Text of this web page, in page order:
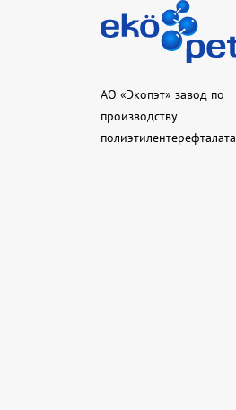
АО «Экопэт» завод по
производству
полиэтилентерефталата